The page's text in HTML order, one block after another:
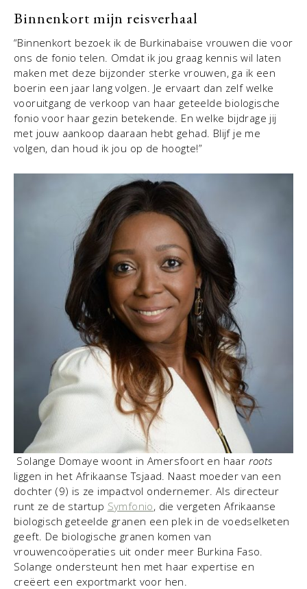
Binnenkort mijn reisverhaal
“Binnenkort bezoek ik de Burkinabaise vrouwen die voor
ons de fonio telen. Omdat ik jou graag kennis wil laten
maken met deze bijzonder sterke vrouwen, ga ik een
boerin een jaar lang volgen. Je ervaart dan zelf welke
vooruitgang de verkoop van haar geteelde biologische
fonio voor haar gezin betekende. En welke bijdrage jij
met jouw aankoop daaraan hebt gehad. Blijf je me
volgen, dan houd ik jou op de hoogte!”
Solange Domaye woont in Amersfoort en haar roots
liggen in het Afrikaanse Tsjaad. Naast moeder van een
dochter (9) is ze impactvol ondernemer. Als directeur
runt ze de startup Symfonio, die vergeten Afrikaanse
biologisch geteelde granen een plek in de voedselketen
geeft. De biologische granen komen van
vrouwencoöperaties uit onder meer Burkina Faso.
Solange ondersteunt hen met haar expertise en
creëert een exportmarkt voor hen.